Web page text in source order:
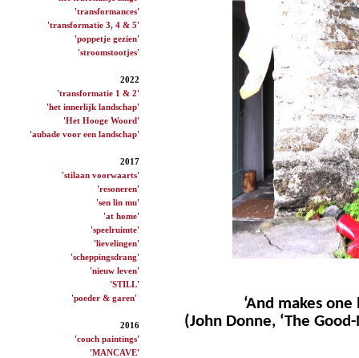
'transformances'
'transformatie 3, 4 & 5'
'poppetje gezien'
'stroomstootjes'
2022
'transformatie 1 & 2'
'het innerlijk landschap'
'Het Hooge Woord'
'aubade voor een landschap'
2017
'stilaan voorwaarts'
'resoneren'
'sen lin mu'
'at home'
'speelruimte'
'lievelingen'
'scheppingsdrang'
'nieuw leven'
'STILL'
'poeder & garen'
2016
'couch paintings'
'MANCAVE'
‘And makes
(John Donne, ‘The